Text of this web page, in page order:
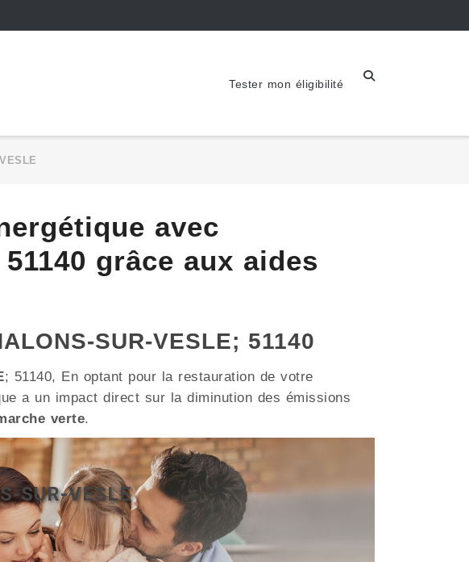
Tester mon éligibilité
avec
grâce aux aides
SUR-VESLE; 51140
; 51140, En optant pour la restauration de votre
a un impact direct sur la diminution des émissions
verte.
SUR-VESLE